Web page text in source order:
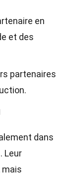
en
et des
partenaires
dans
Leur
mais